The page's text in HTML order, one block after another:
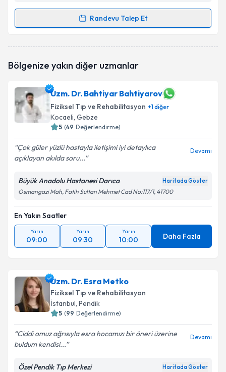
Randevu Talep Et
Randevu Takvimi Talebi
oluşturun. Size bu uzmandan randevu almanız için bir
E-posta Adresiniz
Kişisel verilerimin işlenmesine ilişkin
Aydınlatma
Metni 'ni okudum ve kişisel verilerimin belirtilen
Bölgenize yakın diğer uzmanlar
Uzm. Dr. Bahtiyar Bahtiyarov
Fiziksel Tıp ve Rehabilitasyon +1diğer
Kocaeli, Gebze
5 (49 Değerlendirme)
Çok güler yüzlü hastayla iletişimi iyi detaylıca
açıklayan akılda soru...
Devamı
Büyük Anadolu Hastanesi Darıca Haritada Göster
Osmangazi Mah, Fatih Sultan Mehmet Cad No:117/1, 41700
En Yakın Saatler
Yarın
09:00
Yarın
09:30
Yarın
10:00 Daha Fazla
Uzm. Dr. Esra Metko
Fiziksel Tıp ve Rehabilitasyon
İstanbul, Pendik
5 (99 Değerlendirme)
Ciddi omuz ağrısıyla esra hocamızı bir öneri üzerine
buldum kendisi...
Devamı
Özel Pendik Tıp Merkezi Haritada Göster